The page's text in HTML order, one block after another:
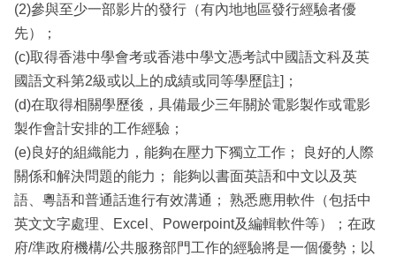
(2)參與至少一部影片的發行（有內地地區發行經驗者優
先）；
(c)取得香港中學會考或香港中學文憑考試中國語文科及英
國語文科第2級或以上的成績或同等學歷[註]；
(d)在取得相關學歷後，具備最少三年關於電影製作或電影
製作會計安排的工作經驗；
(e)良好的組織能力，能夠在壓力下獨立工作； 良好的人際
關係和解決問題的能力； 能夠以書面英語和中文以及英
語、粵語和普通話進行有效溝通； 熟悉應用軟件（包括中
英文文字處理、Excel、Powerpoint及編輯軟件等）；在政
府/準政府機構/公共服務部門工作的經驗將是一個優勢；以